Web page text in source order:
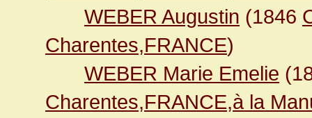
WEBER Augustin (1846
Charentes,FRANCE)
WEBER Marie Emelie
Charentes,FRANCE,à la